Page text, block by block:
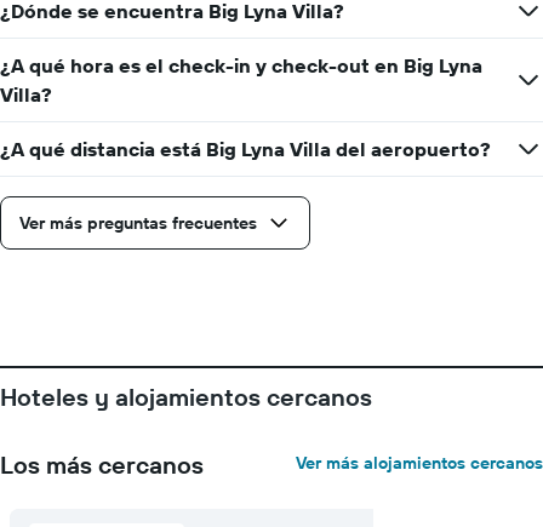
¿Dónde se encuentra Big Lyna Villa?
¿A qué hora es el check-in y check-out en Big Lyna
Villa?
¿A qué distancia está Big Lyna Villa del aeropuerto?
Ver más preguntas frecuentes
Hoteles y alojamientos cercanos
Los más cercanos Ver más alojamientos cercanos